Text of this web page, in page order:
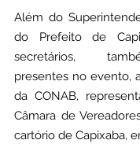
Além do
do Prefeito de
secretários,
presentes no evento,
da CONAB,
Câmara de
cartório de Capixaba,